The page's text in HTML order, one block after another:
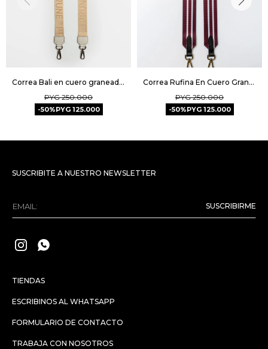
Correa Bali en cuero graneado - Natural
PYG 250.000
50 PYG 125.000
Correa Rufina En Cuero Graneado - Burgundy Niquel
PYG 250.000
50 PYG 125.000
TIENDAS
ESCRIBINOS AL WHATSAPP
FORMULARIO DE CONTACTO
TRABAJA CON NOSOTROS
SUSCRIBITE A NUESTRO NEWSLETTER
SUSCRIBIRME
 